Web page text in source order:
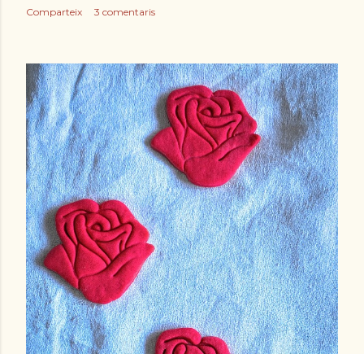
Comparteix 3 comentaris